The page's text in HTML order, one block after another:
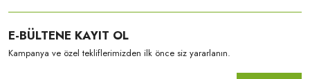
E-BÜLTENE KAYIT OL
Kampanya ve özel tekliflerimizden ilk önce siz yararlanın.